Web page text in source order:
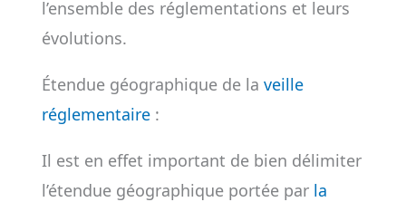
l’ensemble des réglementations et leurs
évolutions.
Étendue géographique de la veille
réglementaire:
Il est en effet important de bien délimiter
l’étendue géographique portée par la